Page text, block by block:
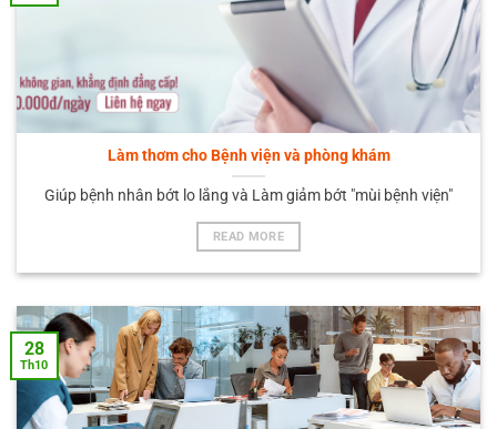
Làm thơm cho Bệnh viện và phòng khám
Giúp bệnh nhân bớt lo lắng và Làm giảm bớt "mùi bệnh viện"
READ MORE
28
Th10